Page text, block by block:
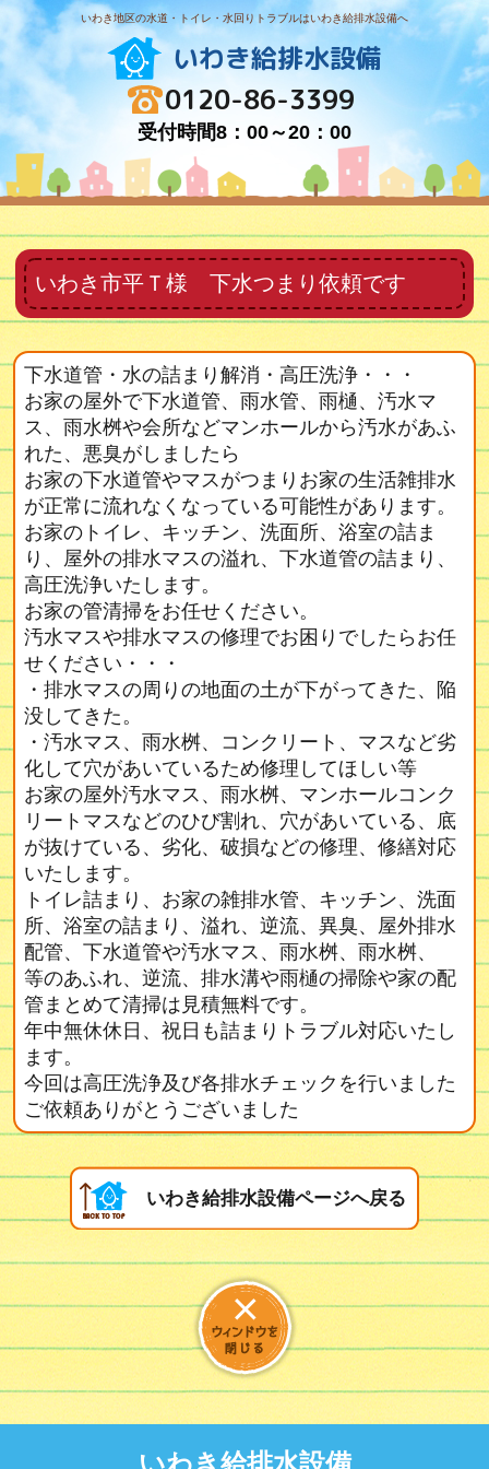
いわき地区の水道・トイレ・水回りトラブルはいわき給排水設備へ
いわき給排水設備
0120-86-3399
受付時間8：00～20：00
いわき市平Ｔ様 下水つまり依頼です
下水道管・水の詰まり解消・高圧洗浄・・・
お家の屋外で下水道管、雨水管、雨樋、汚水マ
ス、雨水桝や会所などマンホールから汚水があふ
れた、悪臭がしましたら
お家の下水道管やマスがつまりお家の生活雑排水
が正常に流れなくなっている可能性があります。
お家のトイレ、キッチン、洗面所、浴室の詰ま
り、屋外の排水マスの溢れ、下水道管の詰まり、
高圧洗浄いたします。
お家の管清掃をお任せください。
汚水マスや排水マスの修理でお困りでしたらお任
せください・・・
・排水マスの周りの地面の土が下がってきた、陥
没してきた。
・汚水マス、雨水桝、コンクリート、マスなど劣
化して穴があいているため修理してほしい等
お家の屋外汚水マス、雨水桝、マンホールコンク
リートマスなどのひび割れ、穴があいている、底
が抜けている、劣化、破損などの修理、修繕対応
いたします。
トイレ詰まり、お家の雑排水管、キッチン、洗面
所、浴室の詰まり、溢れ、逆流、異臭、屋外排水
配管、下水道管や汚水マス、雨水桝、雨水桝、
等のあふれ、逆流、排水溝や雨樋の掃除や家の配
管まとめて清掃は見積無料です。
年中無休休日、祝日も詰まりトラブル対応いたし
ます。
今回は高圧洗浄及び各排水チェックを行いました
ご依頼ありがとうございました
いわき給排水設備ページへ戻る
いわき給排水設備